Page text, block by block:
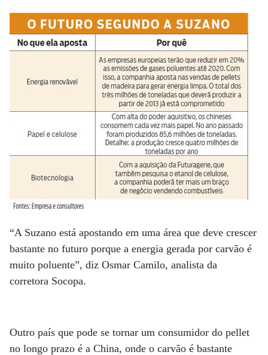
“A Suzano está apostando em uma área que deve crescer
bastante no futuro porque a energia gerada por carvão é
muito poluente”, diz Osmar Camilo, analista da
corretora Socopa.
Outro país que pode se tornar um consumidor do pellet
no longo prazo é a China, onde o carvão é bastante